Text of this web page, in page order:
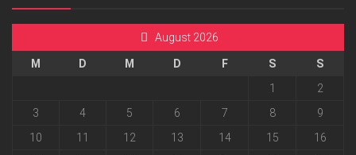
August 2026
M D M D F S
S
1
2
3
4 5 6 7 8
9
10
11 12 13 14 15
16